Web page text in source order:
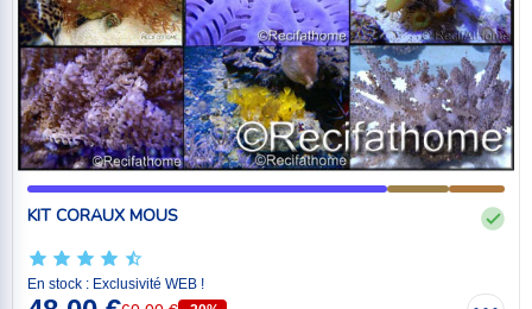
KIT CORAUX MOUS
En stock : Exclusivité WEB !